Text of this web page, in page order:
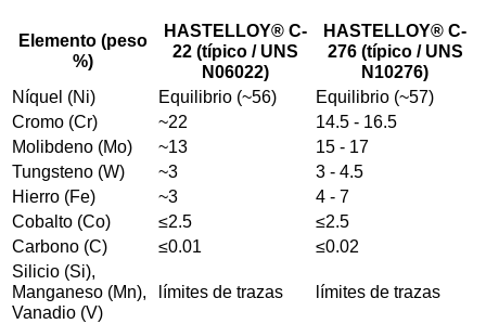
Elemento (peso
%)
HASTELLOY® C-
22 (típico / UNS
N06022)
HASTELLOY® C-
276 (típico / UNS
N10276)
Níquel (Ni)
Equilibrio (~56)
Equilibrio (~57)
Cromo (Cr)
~22
14.5 - 16.5
Molibdeno (Mo)
~13
15 - 17
Tungsteno (W)
~3
3 - 4.5
Hierro (Fe)
~3
4 - 7
Cobalto (Co)
≤2.5
≤2.5
Carbono (C)
≤0.01
≤0.02
Silicio (Si),
Manganeso (Mn),
Vanadio (V)
límites de trazas límites de trazas